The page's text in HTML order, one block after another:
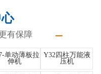
有保障
单动薄板拉
伸机
Y32四柱万能液
压机